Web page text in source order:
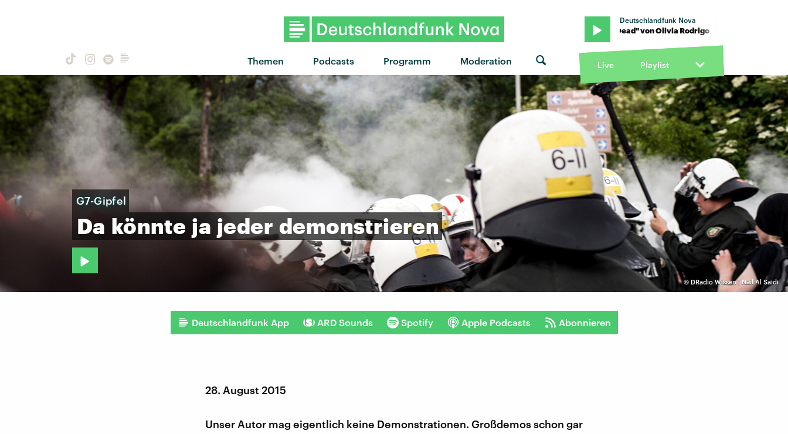
Themen Podcasts Programm Moderation
Deutschlandfunk Nova
"Drop Dead" von Olivia Rodrigo · "Drop Dead" von Olivia Rodrigo · "Drop Dead" von Olivia Rodrigo
Live Playlist
© DRadio Wissen | Nail Al Saidi
G7-Gipfel
Da könnte ja jeder demonstrieren
Deutschlandfunk App ARD Sounds Spotify Apple Podcasts Abonnieren
28. August 2015
Unser Autor mag eigentlich keine Demonstrationen. Großdemos schon gar